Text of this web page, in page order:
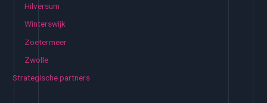
Hilversum
Winterswijk
Zoetermeer
Zwolle
Strategische partners